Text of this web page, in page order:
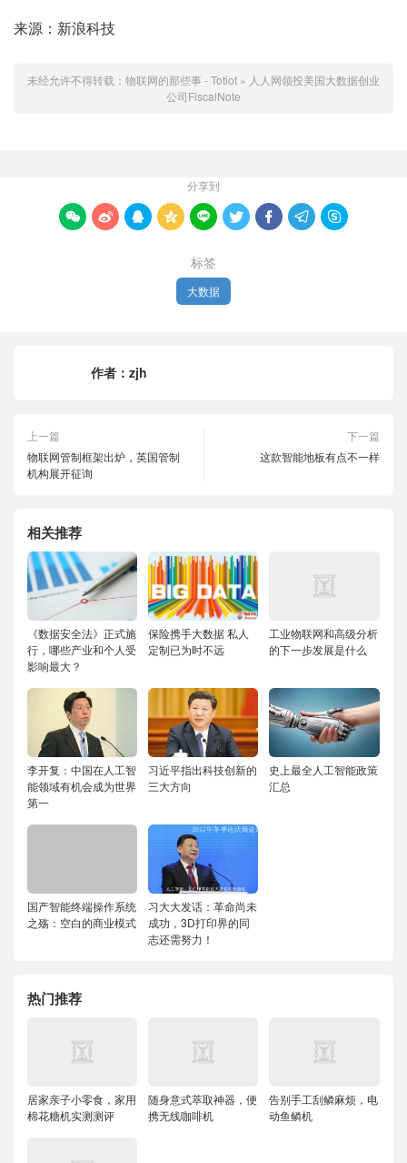
来源：新浪科技
未经允许不得转载： 物联网的那些事 - Totiot » 人人网领投美国大数据创业
公司FiscalNote
分享到
        
标签
大数据
作者： zjh
上一篇
物联网管制框架出炉，英国管制
机构展开征询
下一篇
这款智能地板有点不一样
相关推荐
《数据安全法》正式施
行，哪些产业和个人受
影响最大？
保险携手大数据 私人
定制已为时不远
工业物联网和高级分析
的下一步发展是什么
李开复：中国在人工智
能领域有机会成为世界
第一
习近平指出科技创新的
三大方向
史上最全人工智能政策
汇总
国产智能终端操作系统
之殇：空白的商业模式
习大大发话：革命尚未
成功，3D打印界的同
志还需努力！
热门推荐
居家亲子小零食，家用
棉花糖机实测测评
随身意式萃取神器，便
携无线咖啡机
告别手工刮鳞麻烦，电
动鱼鳞机